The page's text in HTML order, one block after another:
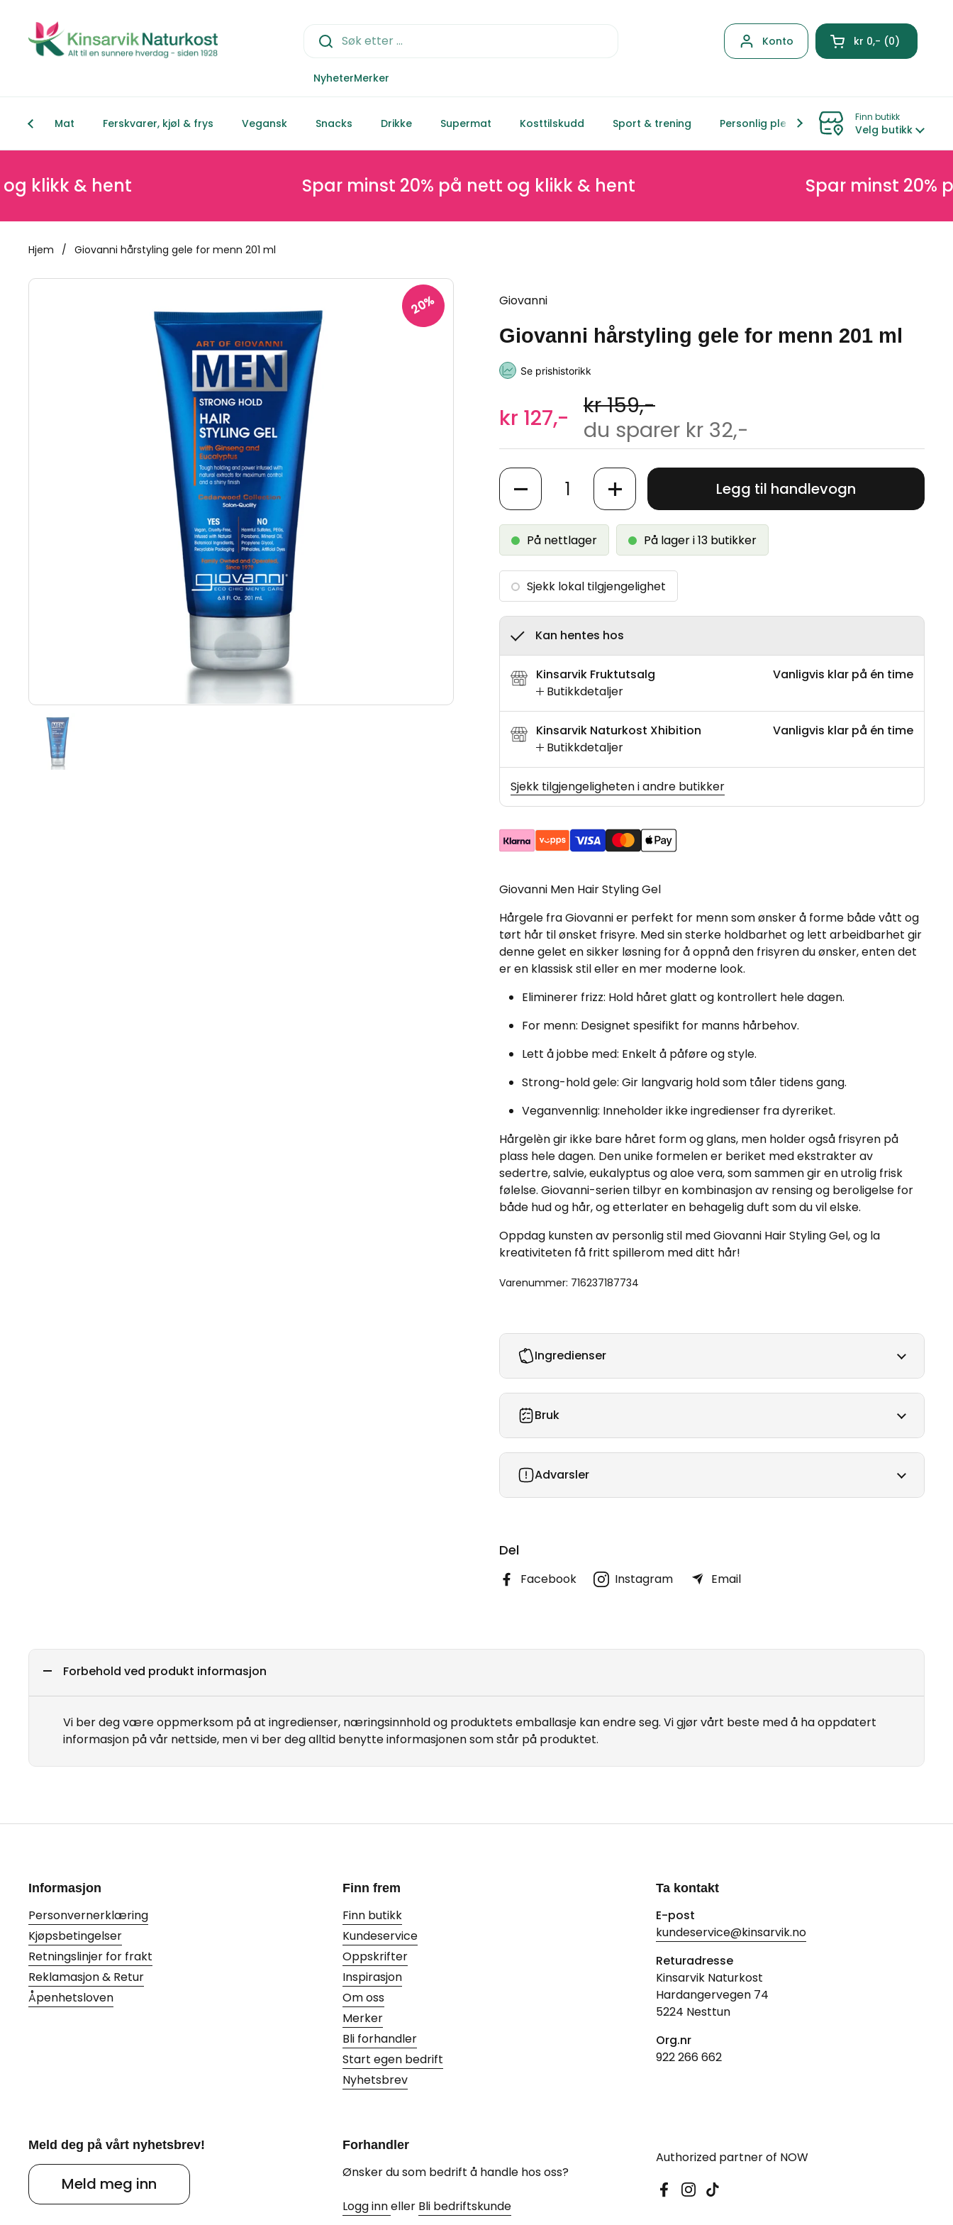
Konto Åpen kurven
kr 0,- 0
NyheterMerker
Mat Ferskvarer, kjøl & frys Vegansk Snacks Drikke Supermat Kosttilskudd Sport & trening Personlig pleie Hjem & livsstil
Finn butikk
Velg butikk
& hent Spar minst 20% på nett og klikk & hent Spar minst 20% på
Hjem / Giovanni hårstyling gele for menn 201 ml
20% Giovanni
Giovanni hårstyling gele for menn 201 ml
Se prishistorikk
kr 127,- kr 159,-
du sparer kr 32,-
Antall
Legg til handlevogn
På nettlager På lager i 13 butikker
Sjekk lokal tilgjengelighet
Kan hentes hos
Kinsarvik Fruktutsalg
Butikkdetaljer
Vanligvis klar på én time
Kinsarvik Naturkost Xhibition
Butikkdetaljer
Vanligvis klar på én time
Sjekk tilgjengeligheten i andre butikker
Giovanni Men Hair Styling Gel
Hårgele fra Giovanni er perfekt for menn som ønsker å forme både vått og
tørt hår til ønsket frisyre. Med sin sterke holdbarhet og lett arbeidbarhet gir
denne gelet en sikker løsning for å oppnå den frisyren du ønsker, enten det
er en klassisk stil eller en mer moderne look.
Eliminerer frizz: Hold håret glatt og kontrollert hele dagen.
For menn: Designet spesifikt for manns hårbehov.
Lett å jobbe med: Enkelt å påføre og style.
Strong-hold gele: Gir langvarig hold som tåler tidens gang.
Veganvennlig: Inneholder ikke ingredienser fra dyreriket.
Hårgelèn gir ikke bare håret form og glans, men holder også frisyren på
plass hele dagen. Den unike formelen er beriket med ekstrakter av
sedertre, salvie, eukalyptus og aloe vera, som sammen gir en utrolig frisk
følelse. Giovanni-serien tilbyr en kombinasjon av rensing og beroligelse for
både hud og hår, og etterlater en behagelig duft som du vil elske.
Oppdag kunsten av personlig stil med Giovanni Hair Styling Gel, og la
kreativiteten få fritt spillerom med ditt hår!
Varenummer: 716237187734
Ingredienser
Bruk
Advarsler
Del
Facebook Instagram Email
Forbehold ved produkt informasjon
Vi ber deg være oppmerksom på at ingredienser, næringsinnhold og produktets emballasje kan endre seg. Vi gjør vårt beste med å ha oppdatert
informasjon på vår nettside, men vi ber deg alltid benytte informasjonen som står på produktet.
Informasjon
Personvernerklæring
Kjøpsbetingelser
Retningslinjer for frakt
Reklamasjon & Retur
Åpenhetsloven
Finn frem
Finn butikk
Kundeservice
Oppskrifter
Inspirasjon
Om oss
Merker
Bli forhandler
Start egen bedrift
Nyhetsbrev
Ta kontakt
E-post
kundeservice@kinsarvik.no
Returadresse
Kinsarvik Naturkost
Hardangervegen 74
5224 Nesttun
Org.nr
922 266 662
Meld deg på vårt nyhetsbrev!
Meld meg inn
Forhandler
Ønsker du som bedrift å handle hos oss?
Logg inneller Bli bedriftskunde
Authorized partner of NOW
Facebook
Instagram
TikTok